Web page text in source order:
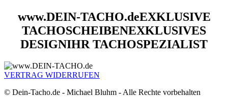
www.DEIN-TACHO.deEXKLUSIVE
TACHOSCHEIBENEXKLUSIVES
DESIGNIHR TACHOSPEZIALIST
VERTRAG WIDERRUFEN
© Dein-Tacho.de - Michael Bluhm - Alle Rechte vorbehalten